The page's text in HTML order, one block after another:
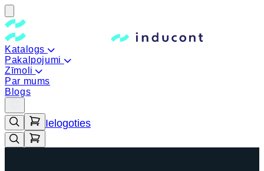
Katalogs
Pakalpojumi
Zīmoli
Par mums
Blogs
Ielogoties